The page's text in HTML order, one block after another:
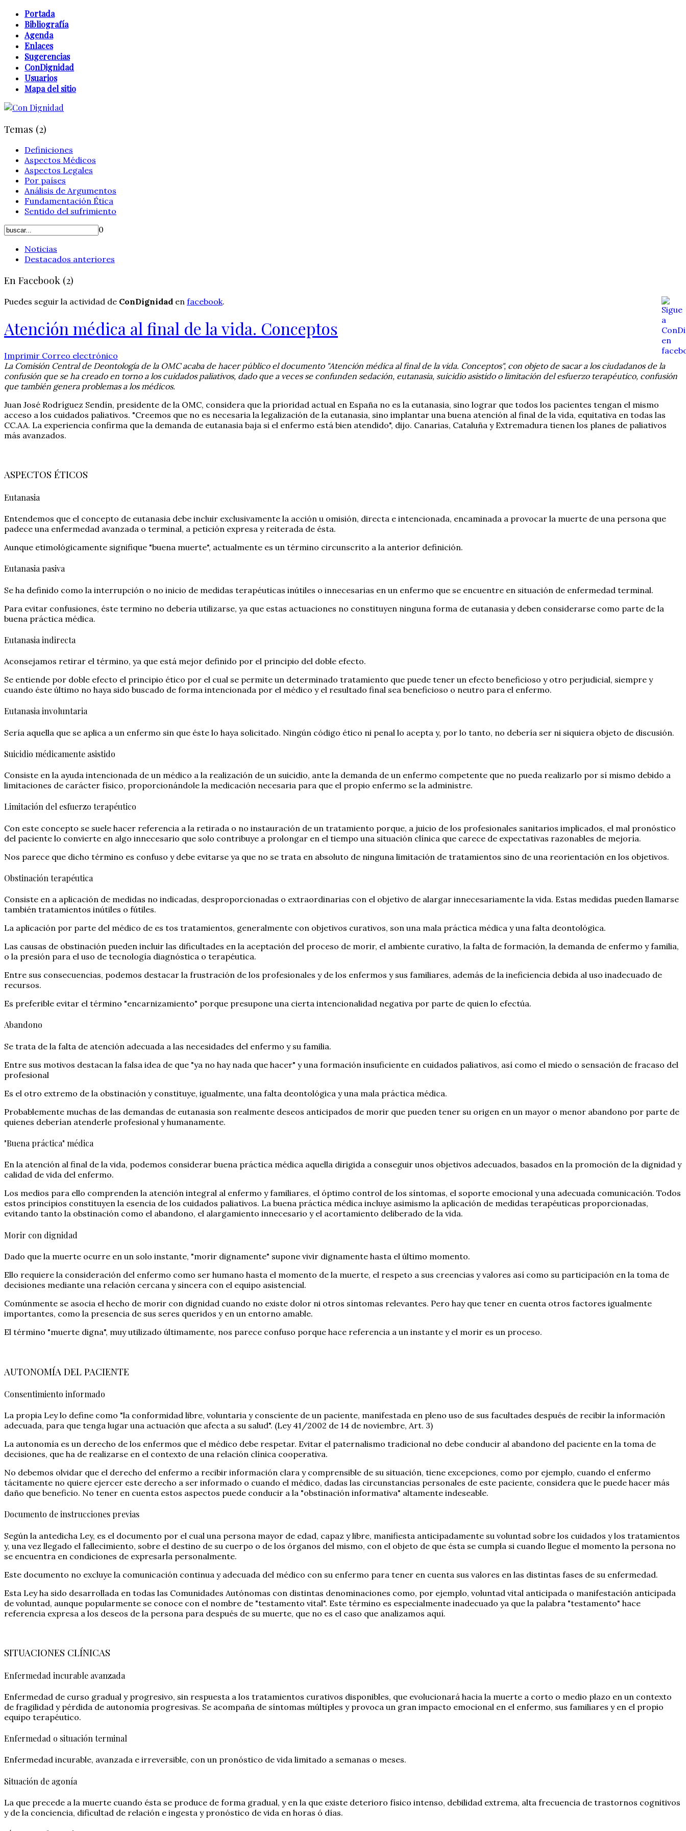
Portada
Bibliografía
Agenda
Enlaces
Sugerencias
ConDignidad
Usuarios
Mapa del sitio
Temas (2)
Definiciones
Aspectos Médicos
Aspectos Legales
Por países
Análisis de Argumentos
Fundamentación Ética
Sentido del sufrimiento
0
Noticias
Destacados anteriores
En Facebook (2)
Puedes seguir la actividad de ConDignidad en facebook.
Atención médica al final de la vida. Conceptos
Imprimir Correo electrónico
La Comisión Central de Deontología de la OMC acaba de hacer público el documento "Atención médica al final de la vida. Conceptos", con objeto de sacar a los ciudadanos de la
confusión que se ha creado en torno a los cuidados paliativos, dado que a veces se confunden sedación, eutanasia, suicidio asistido o limitación del esfuerzo terapéutico, confusión
que también genera problemas a los médicos.
Juan José Rodríguez Sendín, presidente de la OMC, considera que la prioridad actual en España no es la eutanasia, sino lograr que todos los pacientes tengan el mismo
acceso a los cuidados paliativos. "Creemos que no es necesaria la legalización de la eutanasia, sino implantar una buena atención al final de la vida, equitativa en todas las
CC.AA. La experiencia confirma que la demanda de eutanasia baja si el enfermo está bien atendido", dijo. Canarias, Cataluña y Extremadura tienen los planes de paliativos
más avanzados.
ASPECTOS ÉTICOS
Eutanasia
Entendemos que el concepto de eutanasia debe incluir exclusivamente la acción u omisión, directa e intencionada, encaminada a provocar la muerte de una persona que
padece una enfermedad avanzada o terminal, a petición expresa y reiterada de ésta.
Aunque etimológicamente signifique "buena muerte", actualmente es un término circunscrito a la anterior definición.
Eutanasia pasiva
Se ha definido como la interrupción o no inicio de medidas terapéuticas inútiles o innecesarias en un enfermo que se encuentre en situación de enfermedad terminal.
Para evitar confusiones, éste termino no debería utilizarse, ya que estas actuaciones no constituyen ninguna forma de eutanasia y deben considerarse como parte de la
buena práctica médica.
Eutanasia indirecta
Aconsejamos retirar el término, ya que está mejor definido por el principio del doble efecto.
Se entiende por doble efecto el principio ético por el cual se permite un determinado tratamiento que puede tener un efecto beneficioso y otro perjudicial, siempre y
cuando éste último no haya sido buscado de forma intencionada por el médico y el resultado final sea beneficioso o neutro para el enfermo.
Eutanasia involuntaria
Sería aquella que se aplica a un enfermo sin que éste lo haya solicitado. Ningún código ético ni penal lo acepta y, por lo tanto, no debería ser ni siquiera objeto de discusión.
Suicidio médicamente asistido
Consiste en la ayuda intencionada de un médico a la realización de un suicidio, ante la demanda de un enfermo competente que no pueda realizarlo por sí mismo debido a
limitaciones de carácter físico, proporcionándole la medicación necesaria para que el propio enfermo se la administre.
Limitación del esfuerzo terapéutico
Con este concepto se suele hacer referencia a la retirada o no instauración de un tratamiento porque, a juicio de los profesionales sanitarios implicados, el mal pronóstico
del paciente lo convierte en algo innecesario que solo contribuye a prolongar en el tiempo una situación clínica que carece de expectativas razonables de mejoría.
Nos parece que dicho término es confuso y debe evitarse ya que no se trata en absoluto de ninguna limitación de tratamientos sino de una reorientación en los objetivos.
Obstinación terapéutica
Consiste en a aplicación de medidas no indicadas, desproporcionadas o extraordinarias con el objetivo de alargar innecesariamente la vida. Estas medidas pueden llamarse
también tratamientos inútiles o fútiles.
La aplicación por parte del médico de es tos tratamientos, generalmente con objetivos curativos, son una mala práctica médica y una falta deontológica.
Las causas de obstinación pueden incluir las dificultades en la aceptación del proceso de morir, el ambiente curativo, la falta de formación, la demanda de enfermo y familia,
o la presión para el uso de tecnología diagnóstica o terapéutica.
Entre sus consecuencias, podemos destacar la frustración de los profesionales y de los enfermos y sus familiares, además de la ineficiencia debida al uso inadecuado de
recursos.
Es preferible evitar el término "encarnizamiento" porque presupone una cierta intencionalidad negativa por parte de quien lo efectúa.
Abandono
Se trata de la falta de atención adecuada a las necesidades del enfermo y su familia.
Entre sus motivos destacan la falsa idea de que "ya no hay nada que hacer" y una formación insuficiente en cuidados paliativos, así como el miedo o sensación de fracaso del
profesional
Es el otro extremo de la obstinación y constituye, igualmente, una falta deontológica y una mala práctica médica.
Probablemente muchas de las demandas de eutanasia son realmente deseos anticipados de morir que pueden tener su origen en un mayor o menor abandono por parte de
quienes deberían atenderle profesional y humanamente.
"Buena práctica" médica
En la atención al final de la vida, podemos considerar buena práctica médica aquella dirigida a conseguir unos objetivos adecuados, basados en la promoción de la dignidad y
calidad de vida del enfermo.
Los medios para ello comprenden la atención integral al enfermo y familiares, el óptimo control de los síntomas, el soporte emocional y una adecuada comunicación. Todos
estos principios constituyen la esencia de los cuidados paliativos. La buena práctica médica incluye asimismo la aplicación de medidas terapéuticas proporcionadas,
evitando tanto la obstinación como el abandono, el alargamiento innecesario y el acortamiento deliberado de la vida.
Morir con dignidad
Dado que la muerte ocurre en un solo instante, "morir dignamente" supone vivir dignamente hasta el último momento.
Ello requiere la consideración del enfermo como ser humano hasta el momento de la muerte, el respeto a sus creencias y valores así como su participación en la toma de
decisiones mediante una relación cercana y sincera con el equipo asistencial.
Comúnmente se asocia el hecho de morir con dignidad cuando no existe dolor ni otros síntomas relevantes. Pero hay que tener en cuenta otros factores igualmente
importantes, como la presencia de sus seres queridos y en un entorno amable.
El término "muerte digna", muy utilizado últimamente, nos parece confuso porque hace referencia a un instante y el morir es un proceso.
AUTONOMÍA DEL PACIENTE
Consentimiento informado
La propia Ley lo define como "la conformidad libre, voluntaria y consciente de un paciente, manifestada en pleno uso de sus facultades después de recibir la información
adecuada, para que tenga lugar una actuación que afecta a su salud". (Ley 41/2002 de 14 de noviembre, Art. 3)
La autonomía es un derecho de los enfermos que el médico debe respetar. Evitar el paternalismo tradicional no debe conducir al abandono del paciente en la toma de
decisiones, que ha de realizarse en el contexto de una relación clínica cooperativa.
No debemos olvidar que el derecho del enfermo a recibir información clara y comprensible de su situación, tiene excepciones, como por ejemplo, cuando el enfermo
tácitamente no quiere ejercer este derecho a ser informado o cuando el médico, dadas las circunstancias personales de este paciente, considera que le puede hacer más
daño que beneficio. No tener en cuenta estos aspectos puede conducir a la "obstinación informativa" altamente indeseable.
Documento de instrucciones previas
Según la antedicha Ley, es el documento por el cual una persona mayor de edad, capaz y libre, manifiesta anticipadamente su voluntad sobre los cuidados y los tratamientos
y, una vez llegado el fallecimiento, sobre el destino de su cuerpo o de los órganos del mismo, con el objeto de que ésta se cumpla si cuando llegue el momento la persona no
se encuentra en condiciones de expresarla personalmente.
Este documento no excluye la comunicación continua y adecuada del médico con su enfermo para tener en cuenta sus valores en las distintas fases de su enfermedad.
Esta Ley ha sido desarrollada en todas las Comunidades Autónomas con distintas denominaciones como, por ejemplo, voluntad vital anticipada o manifestación anticipada
de voluntad, aunque popularmente se conoce con el nombre de "testamento vital". Este término es especialmente inadecuado ya que la palabra "testamento" hace
referencia expresa a los deseos de la persona para después de su muerte, que no es el caso que analizamos aquí.
SITUACIONES CLÍNICAS
Enfermedad incurable avanzada
Enfermedad de curso gradual y progresivo, sin respuesta a los tratamientos curativos disponibles, que evolucionará hacia la muerte a corto o medio plazo en un contexto
de fragilidad y pérdida de autonomía progresivas. Se acompaña de síntomas múltiples y provoca un gran impacto emocional en el enfermo, sus familiares y en el propio
equipo terapéutico.
Enfermedad o situación terminal
Enfermedad incurable, avanzada e irreversible, con un pronóstico de vida limitado a semanas o meses.
Situación de agonía
La que precede a la muerte cuando ésta se produce de forma gradual, y en la que existe deterioro físico intenso, debilidad extrema, alta frecuencia de trastornos cognitivos
y de la conciencia, dificultad de relación e ingesta y pronóstico de vida en horas ó días.